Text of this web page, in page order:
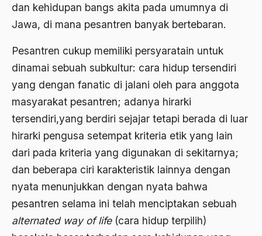
dan kehidupan bangs akita pada umumnya di
Jawa, di mana pesantren banyak bertebaran.
Pesantren cukup memiliki persyaratain untuk
dinamai sebuah subkultur: cara hidup tersendiri
yang dengan fanatic di jalani oleh para anggota
masyarakat pesantren; adanya hirarki
tersendiri,yang berdiri sejajar tetapi berada di luar
hirarki pengusa setempat kriteria etik yang lain
dari pada kriteria yang digunakan di sekitarnya;
dan beberapa ciri karakteristik lainnya dengan
nyata menunjukkan dengan nyata bahwa
pesantren selama ini telah menciptakan sebuah
alternated way of life(cara hidup terpilih)
Ahmad Daudy
Ahmad Hasan Rurbi
Ahmad Khomeini
Ahmad Syafi’i Ma’arif
Ahmad Tirtisudiro
ahmad wahib
Ahmad Wahid
Ahmadiyah
AIDS